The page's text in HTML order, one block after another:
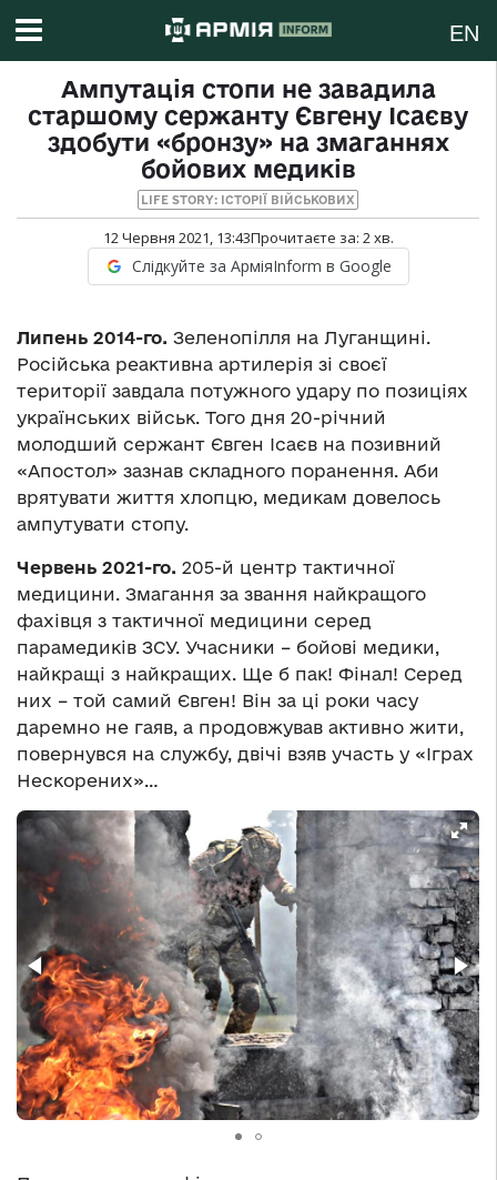
EN
Ампутація стопи не завадила
старшому сержанту Євгену Ісаєву
здобути «бронзу» на змаганнях
бойових медиків
LIFE STORY: ІСТОРІЇ ВІЙСЬКОВИХ
12 Червня 2021, 13:43Прочитаєте за: 2хв.
Слідкуйте за АрміяInform в Google
Липень 2014-го. Зеленопілля на Луганщині.
Російська реактивна артилерія зі своєї
території завдала потужного удару по позиціях
українських військ. Того дня 20-річний
молодший сержант Євген Ісаєв на позивний
«Апостол» зазнав складного поранення. Аби
врятувати життя хлопцю, медикам довелось
ампутувати стопу.
Червень 2021-го. 205-й центр тактичної
медицини. Змагання за звання найкращого
фахівця з тактичної медицини серед
парамедиків ЗСУ. Учасники – бойові медики,
найкращі з найкращих. Ще б пак! Фінал! Серед
них – той самий Євген! Він за ці роки часу
даремно не гаяв, а продовжував активно жити,
повернувся на службу, двічі взяв участь у «Іграх
Нескорених»…